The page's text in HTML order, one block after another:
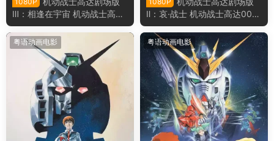
Ⅲ：相逢在宇宙 机动战士高达
0079剧场版Ⅲ粤语版
Ⅱ：哀·战士 机动战士高达007
9剧场版Ⅱ粤语版
粤语动画电影 粤语动画电影